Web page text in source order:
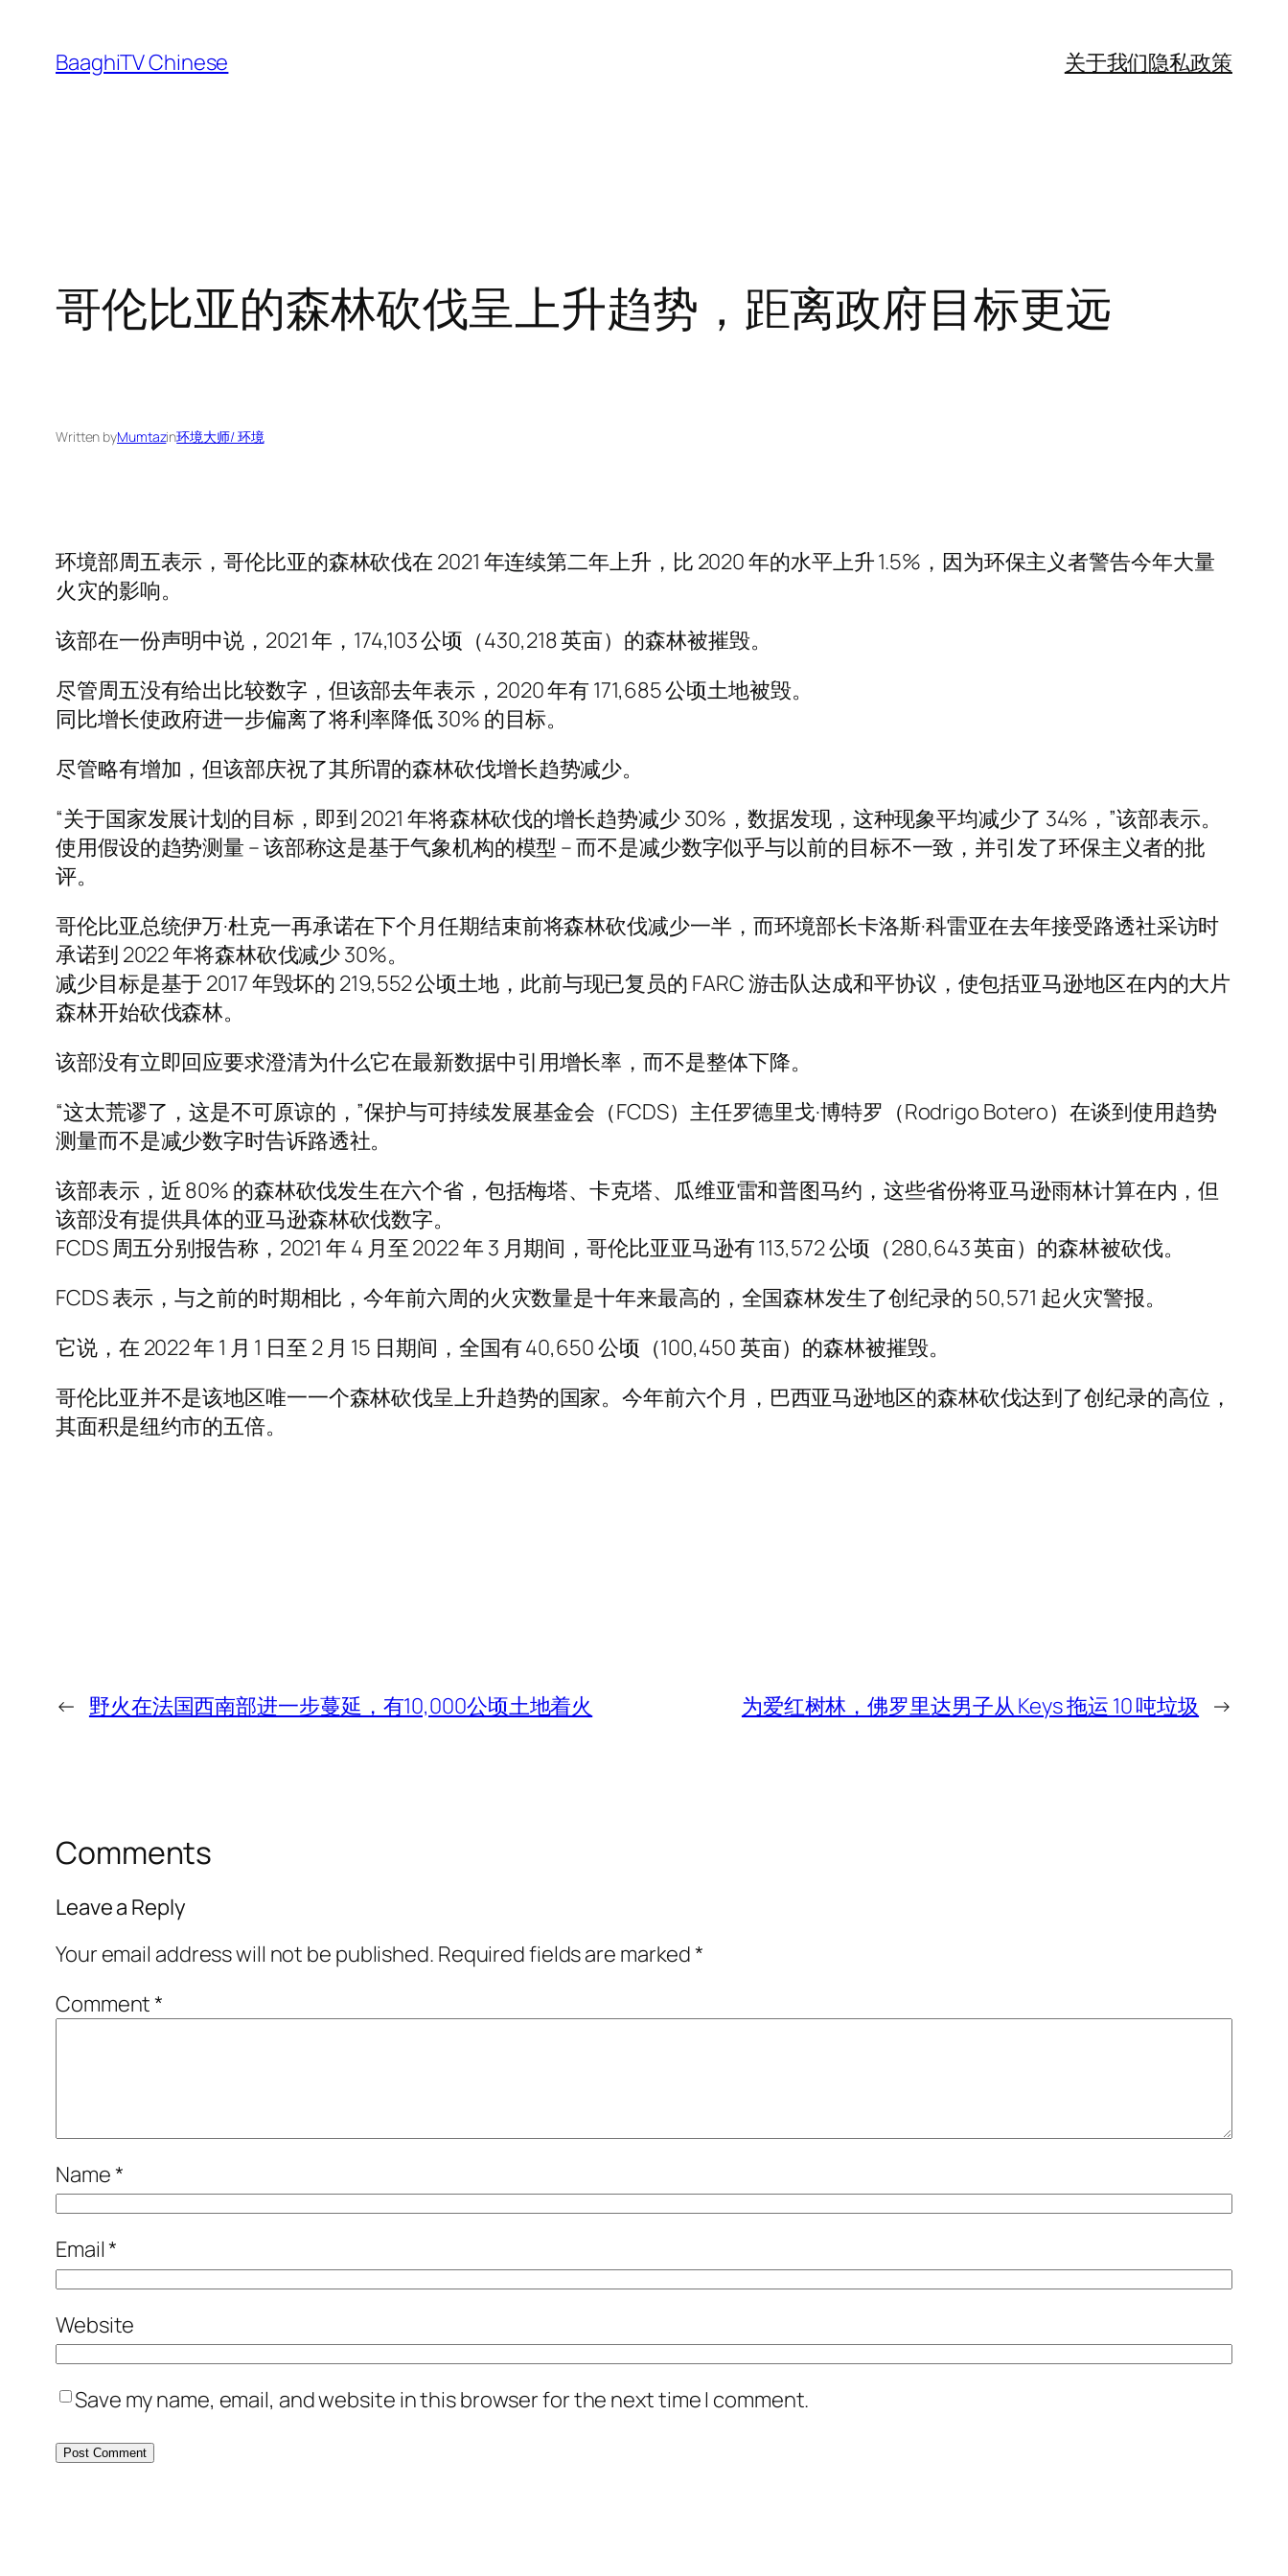
content
BaaghiTV Chinese 关于我们隐私政策
哥伦比亚的森林砍伐呈上升趋势，距离政府目标更远
Written byMumtazin环境大师/ 环境
环境部周五表示，哥伦比亚的森林砍伐在 2021 年连续第二年上升，比 2020 年的水平上升 1.5%，因为环保主义者警告今年大量
火灾的影响。
该部在一份声明中说，2021 年，174,103 公顷（430,218 英亩）的森林被摧毁。
尽管周五没有给出比较数字，但该部去年表示，2020 年有 171,685 公顷土地被毁。
同比增长使政府进一步偏离了将利率降低 30% 的目标。
尽管略有增加，但该部庆祝了其所谓的森林砍伐增长趋势减少。
“关于国家发展计划的目标，即到 2021 年将森林砍伐的增长趋势减少 30%，数据发现，这种现象平均减少了 34%，”该部表示。
使用假设的趋势测量 – 该部称这是基于气象机构的模型 – 而不是减少数字似乎与以前的目标不一致，并引发了环保主义者的批
评。
哥伦比亚总统伊万·杜克一再承诺在下个月任期结束前将森林砍伐减少一半，而环境部长卡洛斯·科雷亚在去年接受路透社采访时
承诺到 2022 年将森林砍伐减少 30%。
减少目标是基于 2017 年毁坏的 219,552 公顷土地，此前与现已复员的 FARC 游击队达成和平协议，使包括亚马逊地区在内的大片
森林开始砍伐森林。
该部没有立即回应要求澄清为什么它在最新数据中引用增长率，而不是整体下降。
“这太荒谬了，这是不可原谅的，”保护与可持续发展基金会（FCDS）主任罗德里戈·博特罗（Rodrigo Botero）在谈到使用趋势
测量而不是减少数字时告诉路透社。
该部表示，近 80% 的森林砍伐发生在六个省，包括梅塔、卡克塔、瓜维亚雷和普图马约，这些省份将亚马逊雨林计算在内，但
该部没有提供具体的亚马逊森林砍伐数字。
FCDS 周五分别报告称，2021 年 4 月至 2022 年 3 月期间，哥伦比亚亚马逊有 113,572 公顷（280,643 英亩）的森林被砍伐。
FCDS 表示，与之前的时期相比，今年前六周的火灾数量是十年来最高的，全国森林发生了创纪录的 50,571 起火灾警报。
它说，在 2022 年 1 月 1 日至 2 月 15 日期间，全国有 40,650 公顷（100,450 英亩）的森林被摧毁。
哥伦比亚并不是该地区唯一一个森林砍伐呈上升趋势的国家。今年前六个月，巴西亚马逊地区的森林砍伐达到了创纪录的高位，
其面积是纽约市的五倍。
← 野火在法国西南部进一步蔓延，有10,000公顷土地着火 为爱红树林，佛罗里达男子从 Keys 拖运 10 吨垃圾 →
Comments
Leave a Reply
Your email address will not be published. Required fields are marked*
Comment*
Name*
Email*
Website
Save my name, email, and website in this browser for the next time I comment.